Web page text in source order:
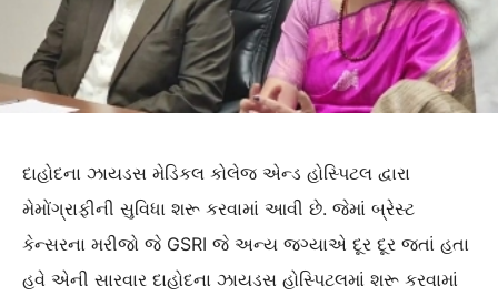
દાહોદના ઝાયડસ મેડિકલ કોલેજ એન્ડ હોસ્પિટલ દ્વારા
મેમોંગ્રાફીની સુવિધા શરૂ કરવામાં આવી છે. જેમાં બ્રેસ્ટ
કેન્સરના મરીજો જે GSRI જે અન્ય જગ્યાએ દૂર દૂર જતાં હતા
હવે એની સારવાર દાહોદના ઝાયડસ હોસ્પિટલમાં શરૂ કરવામાં